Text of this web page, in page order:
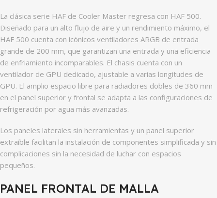
La clásica serie HAF de Cooler Master regresa con HAF 500.
Diseñado para un alto flujo de aire y un rendimiento máximo, el
HAF 500 cuenta con icónicos ventiladores ARGB de entrada
grande de 200 mm, que garantizan una entrada y una eficiencia
de enfriamiento incomparables. El chasis cuenta con un
ventilador de GPU dedicado, ajustable a varias longitudes de
GPU. El amplio espacio libre para radiadores dobles de 360 ​​mm
en el panel superior y frontal se adapta a las configuraciones de
refrigeración por agua más avanzadas.
Los paneles laterales sin herramientas y un panel superior
extraíble facilitan la instalación de componentes simplificada y sin
complicaciones sin la necesidad de luchar con espacios
pequeños.
PANEL FRONTAL DE MALLA